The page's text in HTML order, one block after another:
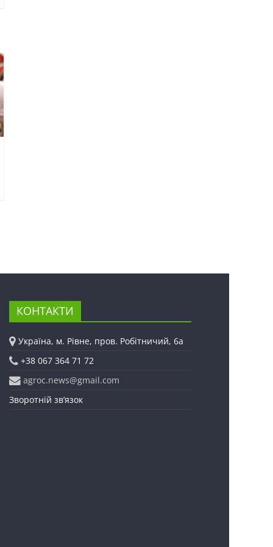
КОНТАКТИ
Україна, м. Рівне, пров. Робітничий, 6а
+38 067 364 71 72
agroc.news@gmail.com
Зворотній зв’язок